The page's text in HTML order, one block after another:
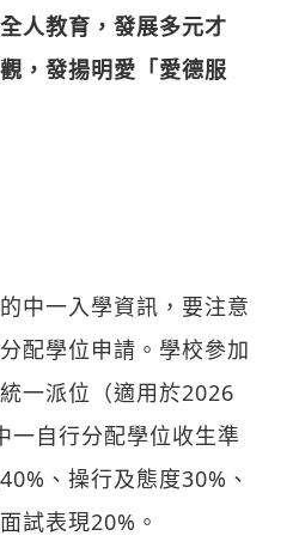
人教育，發展多元才
，發揚明愛「愛德服
的中一入學資訊，要注意
配學位申請。學校參加
一派位（適用於2026
一自行分配學位收生準
、操行及態度30%、
試表現20%。